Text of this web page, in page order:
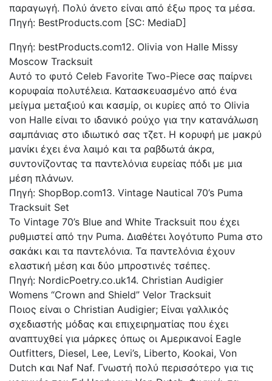
παραγωγή. Πολύ άνετο είναι από έξω προς τα μέσα.
Πηγή: BestProducts.com [SC: MediaD]
Πηγή: bestProducts.com12. Olivia von Halle Missy
Moscow Tracksuit
Αυτό το φυτό Celeb Favorite Two-Piece σας παίρνει
κορυφαία πολυτέλεια. Κατασκευασμένο από ένα
μείγμα μεταξιού και κασμίρ, οι κυρίες από το Olivia
von Halle είναι το ιδανικό ρούχο για την κατανάλωση
σαμπάνιας στο ιδιωτικό σας τζετ. Η κορυφή με μακρύ
μανίκι έχει ένα λαιμό και τα ραβδωτά άκρα,
συντονίζοντας τα παντελόνια ευρείας πόδι με μια
μέση πλάνων.
Πηγή: ShopBop.com13. Vintage Nautical 70’s Puma
Tracksuit Set
Το Vintage 70’s Blue and White Tracksuit που έχει
ρυθμιστεί από την Puma. Διαθέτει λογότυπο Puma στο
σακάκι και τα παντελόνια. Τα παντελόνια έχουν
ελαστική μέση και δύο μπροστινές τσέπες.
Πηγή: NordicPoetry.co.uk14. Christian Audigier
Womens “Crown and Shield” Velor Tracksuit
Ποιος είναι ο Christian Audigier; Είναι γαλλικός
σχεδιαστής μόδας και επιχειρηματίας που έχει
αναπτυχθεί για μάρκες όπως οι Αμερικανοί Eagle
Outfitters, Diesel, Lee, Levi’s, Liberto, Kookai, Von
Dutch και Naf Naf. Γνωστή πολύ περισσότερο για τις